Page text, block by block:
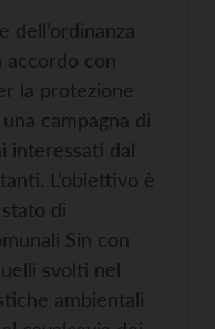
dell’ordinanza
accordo con
la protezione
campagna di
interessati dal
L’obiettivo è
di
Sin con
svolti nel
ambientali